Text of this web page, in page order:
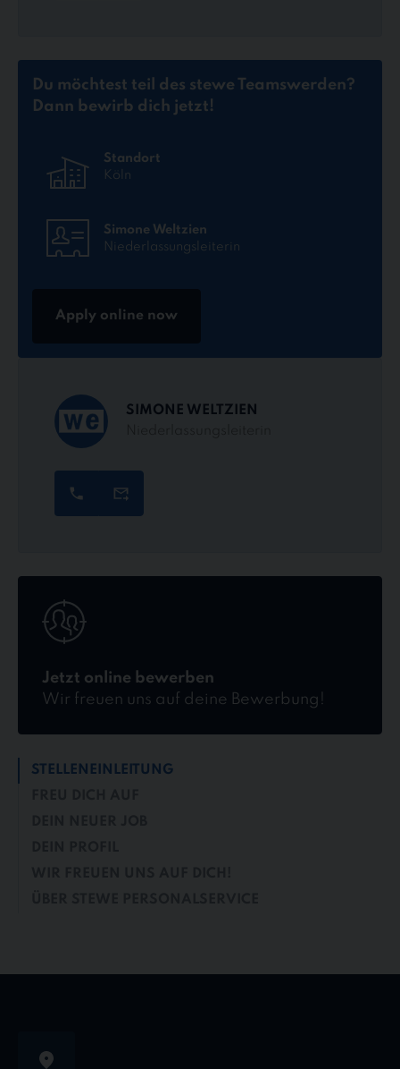
Du möchtest teil des stewe Teamswerden?
Dann bewirb dich jetzt!
Standort
Köln
Simone Weltzien
Niederlassungsleiterin
Apply online now
SIMONE WELTZIEN
Jetzt online bewerben
Wir freuen uns auf deine Bewerbung!
online
bewerben
STELLENEINLEITUNG